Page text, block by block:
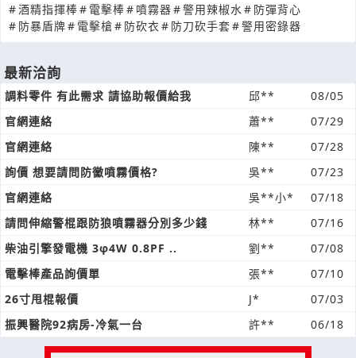
#酒精指揮棒# 電擊棒# 噴霧器#警用辣椒水 # 防彈背心
# 防暴盾牌# 電擊槍# 防砍衣# 防刀砍手套#警用密錄器
最新洽詢
調料零件 有此需求 請協助報價給我 邱**
08/05
官網連絡
蕭**
07/29
官網連絡
陳**
07/28
詢價 想要請問防黴噴霧價格?
吳**
07/23
官網連絡
吳**小*
07/18
請問伸縮警棍跟防狼噴霧器分別多少錢
林**
07/16
柴油引擎發電機 3φ4W 0.8PF ..
劉**
07/08
電擊棒產品詢價單
張**
07/10
26寸甩棍報價
J*
07/03
振興醫院92病房-冷氣一台
許** 06/18